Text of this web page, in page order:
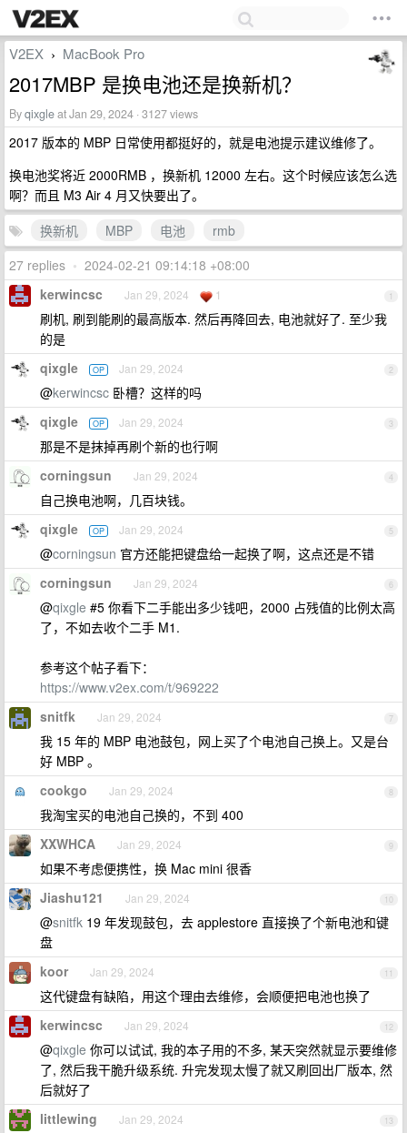
V2EX › MacBook Pro
2017MBP 是换电池还是换新机？
Byqixgleat Jan 29, 2024 · 3127 views
2017 版本的 MBP 日常使用都挺好的，就是电池提示建议维修了。
换电池奖将近 2000RMB ，换新机 12000 左右。这个时候应该怎么选
啊？而且 M3 Air 4 月又快要出了。
换新机
MBP 电池
rmb
27 replies • 2024-02-21 09:14:18 +08:00
1
kerwincsc Jan 29, 2024 1
刷机, 刷到能刷的最高版本. 然后再降回去, 电池就好了. 至少我
的是
2
qixgle OP Jan 29, 2024
@kerwincsc 卧槽？这样的吗
3
qixgle OP Jan 29, 2024
那是不是抹掉再刷个新的也行啊
4
corningsun Jan 29, 2024
自己换电池啊，几百块钱。
5
qixgle OP Jan 29, 2024
@corningsun 官方还能把键盘给一起换了啊，这点还是不错
6
corningsun Jan 29, 2024
@qixgle #5 你看下二手能出多少钱吧，2000 占残值的比例太高
了，不如去收个二手 M1.
参考这个帖子看下：
https://www.v2ex.com/t/969222
7
snitfk Jan 29, 2024
我 15 年的 MBP 电池鼓包，网上买了个电池自己换上。又是台
好 MBP 。
8
cookgo Jan 29, 2024
我淘宝买的电池自己换的，不到 400
9
XXWHCA Jan 29, 2024
如果不考虑便携性，换 Mac mini 很香
10
Jiashu121 Jan 29, 2024
@snitfk 19 年发现鼓包，去 applestore 直接换了个新电池和键
盘
11
koor Jan 29, 2024
这代键盘有缺陷，用这个理由去维修，会顺便把电池也换了
12
kerwincsc Jan 29, 2024
@qixgle 你可以试试, 我的本子用的不多, 某天突然就显示要维修
了, 然后我干脆升级系统. 升完发现太慢了就又刷回出厂版本, 然
后就好了
13
littlewing Jan 29, 2024